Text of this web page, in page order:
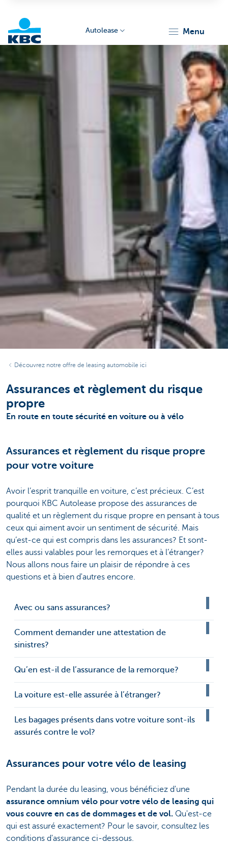
Autolease menu
Découvrez notre offre de leasing automobile ici
Assurances et règlement du risque
propre
En route en toute sécurité en voiture ou à vélo
Assurances et règlement du risque propre
pour votre voiture
Avoir l’esprit tranquille en voiture, c’est précieux. C’est
pourquoi KBC Autolease propose des assurances de
qualité et un règlement du risque propre en pensant à tous
ceux qui aiment avoir un sentiment de sécurité. Mais
qu’est-ce qui est compris dans les assurances? Et sont-
elles aussi valables pour les remorques et à l’étranger?
Nous allons nous faire un plaisir de répondre à ces
questions et à bien d'autres encore.
Avec ou sans assurances?
Comment demander une attestation de
sinistres?
Qu’en est-il de l’assurance de la remorque?
La voiture est-elle assurée à l’étranger?
Les bagages présents dans votre voiture sont-ils
assurés contre le vol?
Assurances pour votre vélo de leasing
Pendant la durée du leasing, vous bénéficiez d'une
assurance omnium vélo pour votre vélo de leasing qui
vous couvre en cas de dommages et de vol. Qu'est-ce
qui est assuré exactement? Pour le savoir, consultez les
conditions d'assurance ci-dessous.